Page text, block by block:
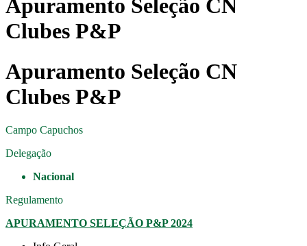
Apuramento Seleção CN
Clubes P&P
Apuramento Seleção CN
Clubes P&P
Campo Capuchos
Delegação
Nacional
Regulamento
APURAMENTO SELEÇÃO P&P 2024